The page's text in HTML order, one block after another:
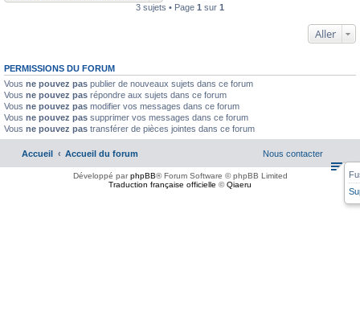
3 sujets • Page 1 sur 1
Aller
PERMISSIONS DU FORUM
Vous ne pouvez pas publier de nouveaux sujets dans ce forum
Vous ne pouvez pas répondre aux sujets dans ce forum
Vous ne pouvez pas modifier vos messages dans ce forum
Vous ne pouvez pas supprimer vos messages dans ce forum
Vous ne pouvez pas transférer de pièces jointes dans ce forum
Accueil Accueil du forum Nous contacter
Développé parphpBB® Forum Software © phpBB Limited
Traduction française officielle ©Qiaeru